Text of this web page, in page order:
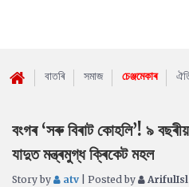
বাতৰি সমাজ চেঞ্জমেকাৰ
বংগৰ ‘সৰু বিৰাট কোহলি’! ৯
যাদুত মন্ত্ৰমুগ্ধ ক্ৰিকেট মহল
Story by atv | Posted by